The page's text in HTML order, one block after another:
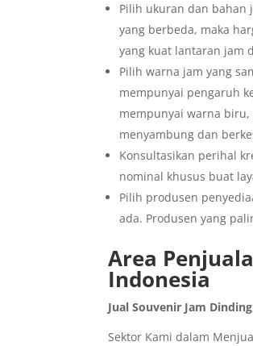
Pilih ukuran dan bahan
yang berbeda, maka
yang kuat lantaran jam
Pilih warna jam yang
mempunyai pengaruh
mempunyai warna
menyambung dan
Konsultasikan perihal
nominal khusus buat
Pilih produsen
ada. Produsen yang
Area
Indonesia
Jual Souvenir Jam
Sektor Kami dalam